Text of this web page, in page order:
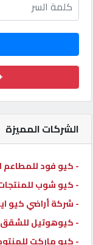
كيو
نمبر
كارز
كيو
ماركت
الدليل
القطري
الشركات المميزة
- كيو فود للمطاعم
- كيو شوب
- شركة أراضي كيو
- كيوهوتيل
- كيو ماركت